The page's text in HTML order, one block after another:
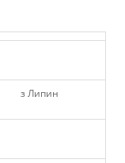
з Липин